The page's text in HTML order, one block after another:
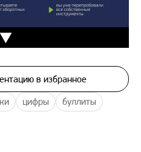
цифры буллиты
в избранное